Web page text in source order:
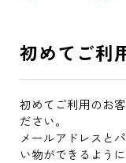
初めてご利
初めてご利用のお
ださい。
メールアドレスと
い物ができるように